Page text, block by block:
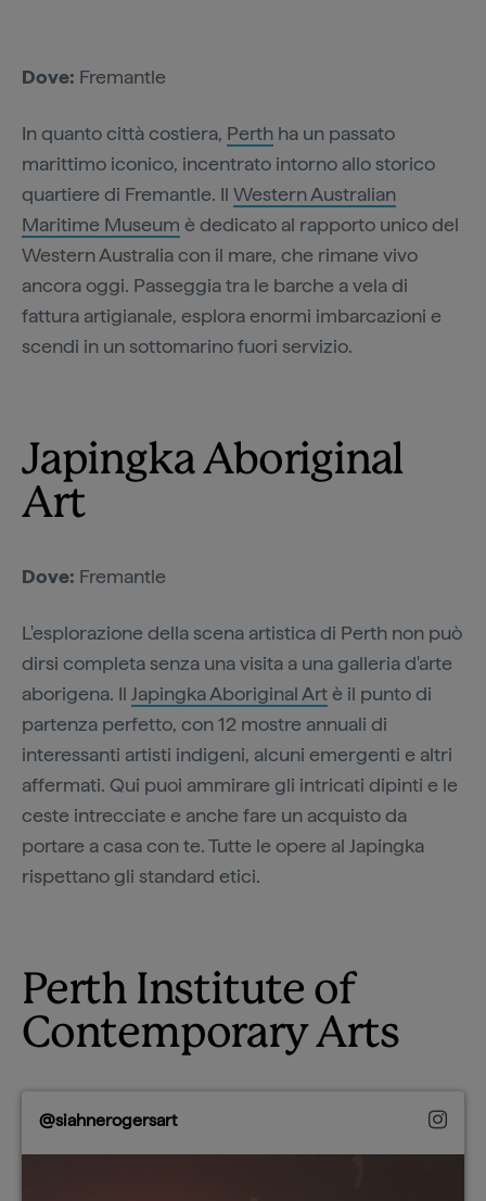
Dove: Fremantle
In quanto città costiera, Perth ha un passato
marittimo iconico, incentrato intorno allo storico
quartiere di Fremantle. Il Western Australian
Maritime Museum è dedicato al rapporto unico del
Western Australia con il mare, che rimane vivo
ancora oggi. Passeggia tra le barche a vela di
fattura artigianale, esplora enormi imbarcazioni e
scendi in un sottomarino fuori servizio.
Japingka Aboriginal
Art
Dove: Fremantle
L'esplorazione della scena artistica di Perth non può
dirsi completa senza una visita a una galleria d'arte
aborigena. Il Japingka Aboriginal Artè il punto di
partenza perfetto, con 12 mostre annuali di
interessanti artisti indigeni, alcuni emergenti e altri
affermati. Qui puoi ammirare gli intricati dipinti e le
ceste intrecciate e anche fare un acquisto da
portare a casa con te. Tutte le opere al Japingka
rispettano gli standard etici.
Perth Institute of
Contemporary Arts
@siahnerogersart